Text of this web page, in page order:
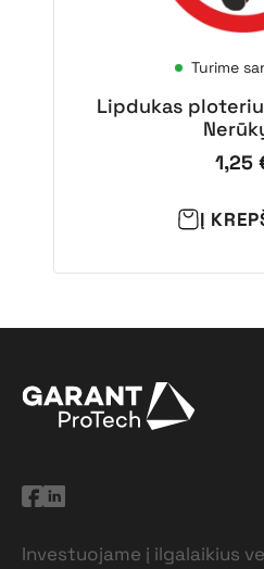
Turime
Lipdukas
1,25
Į
Investuojame į ilgalaikius